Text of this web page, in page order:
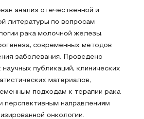
анализ отечественной и
литературы по вопросам
рака молочной железы,
современных методов
заболевания. Проведено
публикаций, клинических
материалов,
подходам к терапии рака
перспективным направлениям
онкологии.